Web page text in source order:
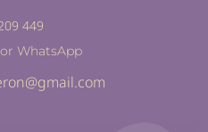
449
WhatsApp